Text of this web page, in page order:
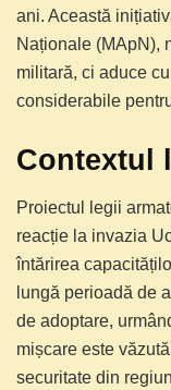
ani. Această
Naționale (MApN),
militară, ci aduce
considerabile
Contextul
Proiectul legii
reacție la invazia
întărirea
lungă perioadă de
de adoptare,
mișcare este
securitate din